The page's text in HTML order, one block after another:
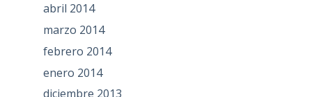
abril 2014
marzo 2014
febrero 2014
enero 2014
diciembre 2013